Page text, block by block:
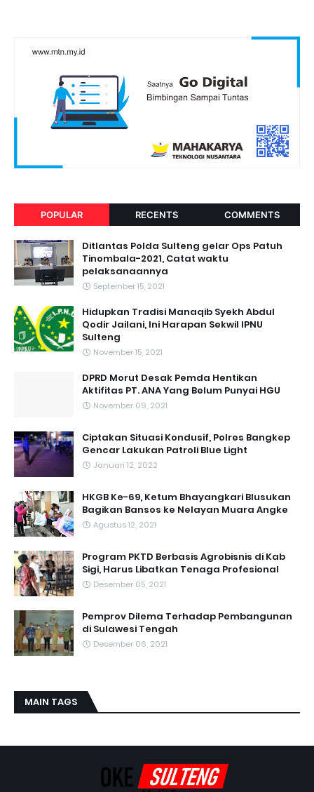
POPULAR RECENTS COMMENTS
Ditlantas Polda Sulteng gelar Ops Patuh
Tinombala-2021, Catat waktu
pelaksanaannya
September 15, 2021
Hidupkan Tradisi Manaqib Syekh Abdul
Qodir Jailani, Ini Harapan Sekwil IPNU
Sulteng
November 15, 2021
DPRD Morut Desak Pemda Hentikan
Aktifitas PT. ANA Yang Belum Punyai HGU
November 09, 2021
Ciptakan Situasi Kondusif, Polres Bangkep
Gencar Lakukan Patroli Blue Light
Januari 12, 2022
HKGB Ke-69, Ketum Bhayangkari Blusukan
Bagikan Bansos ke Nelayan Muara Angke
Agustus 12, 2021
Program PKTD Berbasis Agrobisnis di Kab
Sigi, Harus Libatkan Tenaga Profesional
Desember 05, 2021
Pemprov Dilema Terhadap Pembangunan
di Sulawesi Tengah
Desember 06, 2021
MAIN TAGS